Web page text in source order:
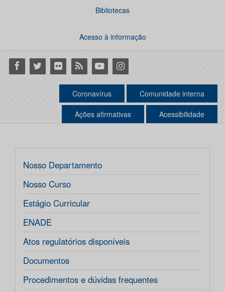
Bibliotecas
Acesso à informação
Facebook
Twitter Flickr RSS YoutubeInstagram
Coronavírus Comunidade interna
Ações afirmativas Acessibilidade
Nosso Departamento
Nosso Curso
Estágio Curricular
ENADE
Atos regulatórios disponíveis
Documentos
Procedimentos e dúvidas frequentes